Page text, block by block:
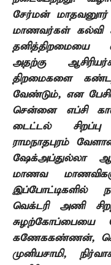
சேர்மன்
மாணவர்கள் கல்வி
தனித்திறமையை
அதற்கு
திறமைகளை
வேண்டும், என
சென்னை எப்சி
டைட்டல் சிறப்பு
ராமநாதபுரம்
ஷேக்அப்துல்லா
மாணவ
இப்போட்டிகளில்
வெக்டரி
அணி
சுழற்கோப்பையை
கணேககண்ணன்,
முனியசாமி,